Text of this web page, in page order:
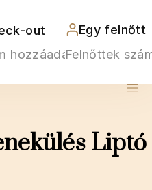
Liptó
out Egy felnőtt